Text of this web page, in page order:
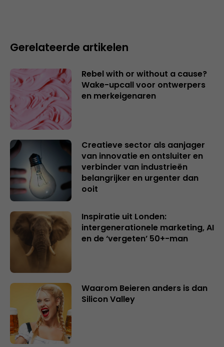
Gerelateerde artikelen
Rebel with or without a cause?
Wake-upcall voor ontwerpers
en merkeigenaren
Creatieve sector als aanjager
van innovatie en ontsluiter en
verbinder van industrieën
belangrijker en urgenter dan
ooit
Inspiratie uit Londen:
intergenerationele marketing, AI
en de ‘vergeten’ 50+-man
Waarom Beieren anders is dan
Silicon Valley